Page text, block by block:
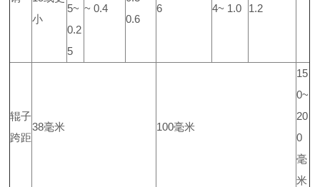
小
5~
0.2
5
~ 0.4
0.6
6
4~ 1.0
1.2
辊子
跨距
38毫米 100毫米
15
0~
20
0
毫
米